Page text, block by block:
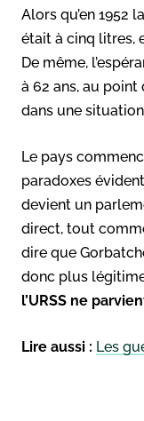
Alors qu’en 1952
était à cinq litres,
De même,
à 62 ans, au point
dans une
Le pays
paradoxes
devient un
direct, tout
dire que
donc plus
l’URSS ne
Lire aussi : Les